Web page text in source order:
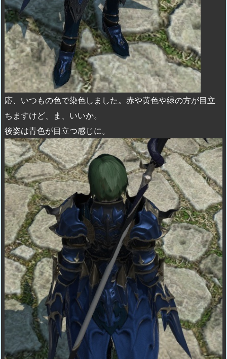
応、いつもの色で染色しました。赤や黄色や緑の方が目立
ちますけど、ま、いいか。
後姿は青色が目立つ感じに。